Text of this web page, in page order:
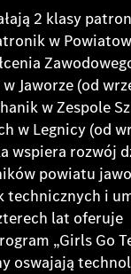
2 klasy
w
Jaworze (od
w Zespole
w Legnicy (od
wspiera rozwój
powiatu
technicznych i
lat oferuje
„Girls Go
oswajają